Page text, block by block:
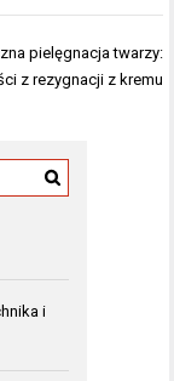
pielęgnacja twarzy:
z rezygnacji z kremu
i